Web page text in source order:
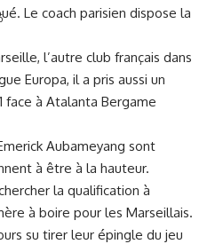
Le coach parisien dispose la
l’autre club français dans
Europa, il a pris aussi un
face à Atalanta Bergame
Aubameyang sont
à être à la hauteur.
la qualification à
à boire pour les Marseillais.
su tirer leur épingle du jeu